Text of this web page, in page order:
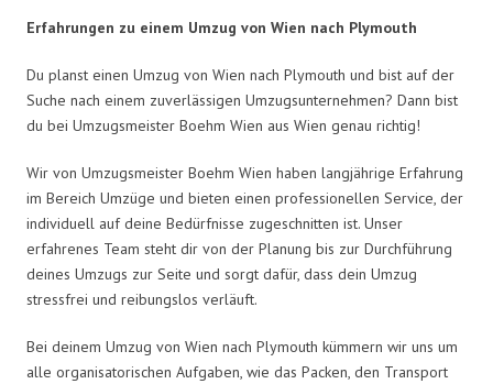
Erfahrungen zu einem Umzug von Wien nach Plymouth
Du planst einen Umzug von Wien nach Plymouth und bist auf der
Suche nach einem zuverlässigen Umzugsunternehmen? Dann bist
du bei Umzugsmeister Boehm Wien aus Wien genau richtig!
Wir von Umzugsmeister Boehm Wien haben langjährige Erfahrung
im Bereich Umzüge und bieten einen professionellen Service, der
individuell auf deine Bedürfnisse zugeschnitten ist. Unser
erfahrenes Team steht dir von der Planung bis zur Durchführung
deines Umzugs zur Seite und sorgt dafür, dass dein Umzug
stressfrei und reibungslos verläuft.
Bei deinem Umzug von Wien nach Plymouth kümmern wir uns um
alle organisatorischen Aufgaben, wie das Packen, den Transport